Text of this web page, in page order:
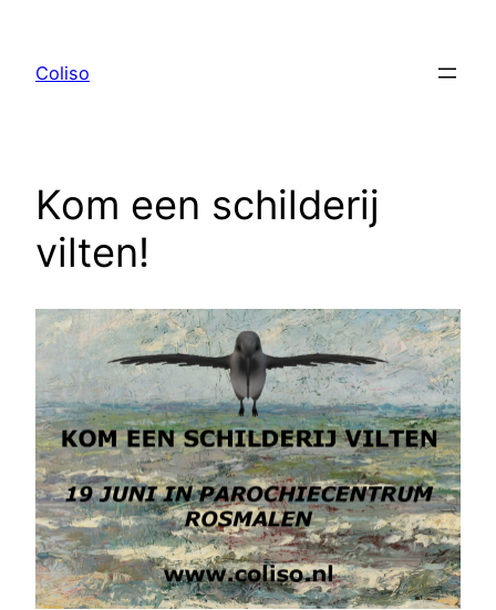
Coliso
Kom een schilderij
vilten!